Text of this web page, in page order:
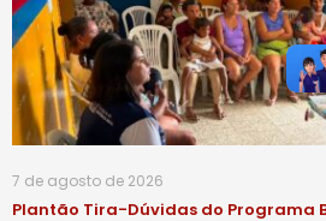
7 de agosto de 2026
Plantão Tira-Dúvidas do Programa